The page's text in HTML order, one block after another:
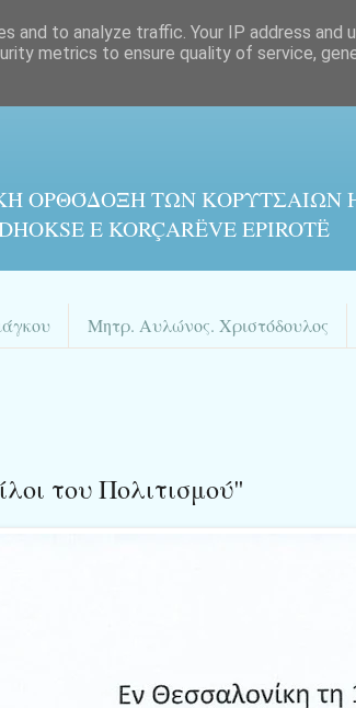
ΟΡΘΌΔΟΞΗ ΤΩΝ ΚΟΡΥΤΣΑΙΩΝ
E KORÇARËVE EPIROTË
Μητρ. Αυλώνος. Χριστόδουλος
του Πολιτισμού"
and to analyze traffic. Your IP address and
metrics to ensure quality of service,